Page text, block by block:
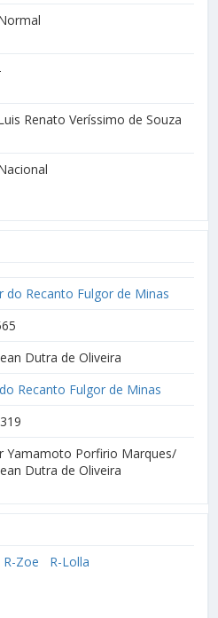
Renato Veríssimo de Souza
do Recanto Fulgor de Minas
Dutra de Oliveira
Recanto Fulgor de Minas
Yamamoto Porfirio Marques/
Dutra de Oliveira
R-Zoe R-Lolla